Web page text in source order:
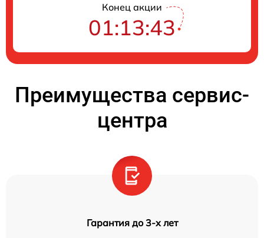
Конец акции
01:13:42
Преимущества сервис-
центра
Гарантия до 3-х лет